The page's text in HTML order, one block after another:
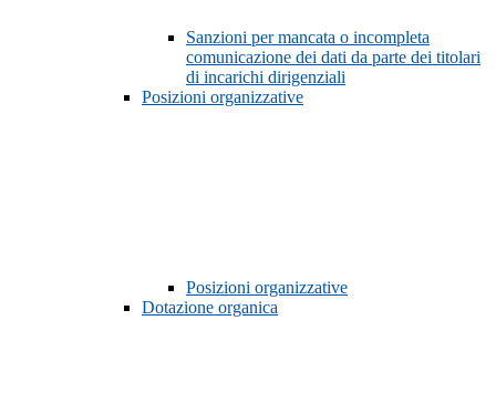
Sanzioni per mancata o incompleta
comunicazione dei dati da parte dei titolari
di incarichi dirigenziali
Posizioni organizzative
Posizioni organizzative
Dotazione organica